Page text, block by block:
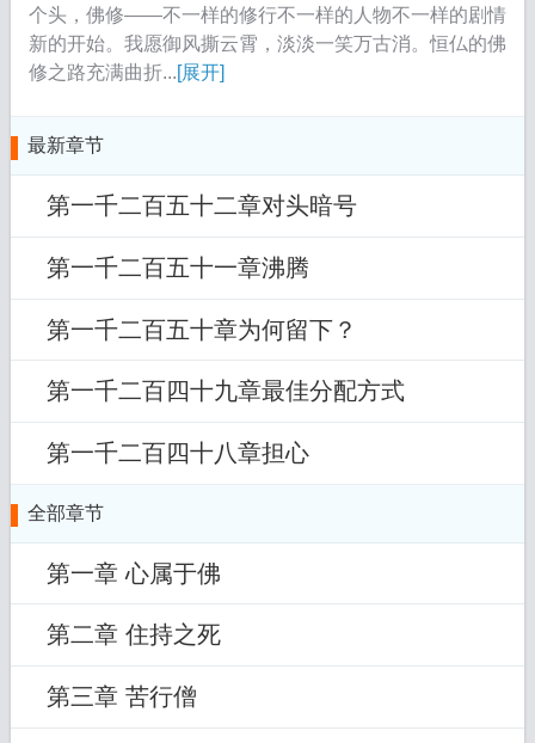
个头，佛修——不一样的修行不一样的人物不一样的剧情
新的开始。我愿御风撕云霄，淡淡一笑万古消。恒仏的佛
修之路充满曲折...[展开]
最新章节
第一千二百五十二章对头暗号
第一千二百五十一章沸腾
第一千二百五十章为何留下？
第一千二百四十九章最佳分配方式
第一千二百四十八章担心
全部章节
第一章 心属于佛
第二章 住持之死
第三章 苦行僧